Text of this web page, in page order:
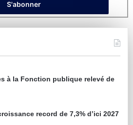
à la Fonction publique relevé de
record de 7,3% d’ici 2027